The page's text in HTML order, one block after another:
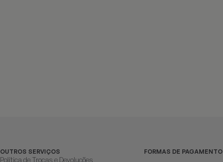
OUTROS SERVIÇOS
Política de Trocas e Devoluções
FORMAS DE PAGAMENTO